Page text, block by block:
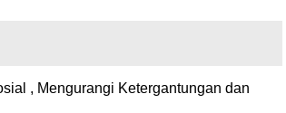
, Mengurangi Ketergantungan dan